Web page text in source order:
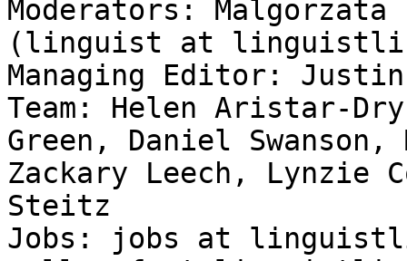
Moderators:
(linguist at
Managing Editor:
Team: Helen Aristar-
Green, Daniel
Zackary Leech, Lynzie
Steitz
Jobs: jobs at